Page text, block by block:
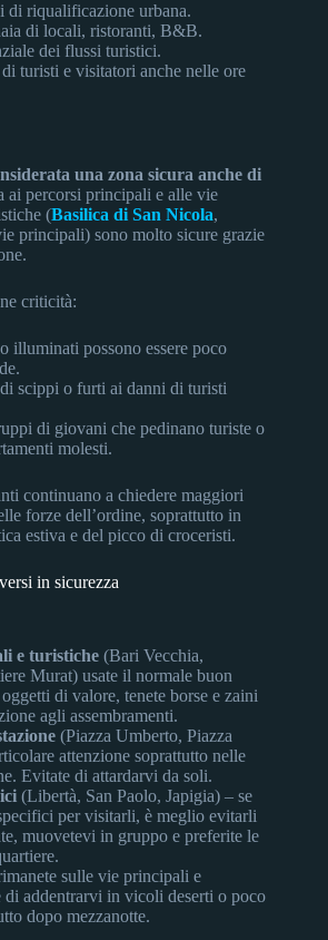
di riqualificazione urbana.
di locali, ristoranti, B&B.
dei flussi turistici.
di turisti e visitatori anche nelle ore
una zona sicura anche di
ai percorsi principali e alle vie
(Basilica di San Nicola,
principali) sono molto sicure grazie
criticità:
illuminati possono essere poco
scippi o furti ai danni di turisti
di giovani che pedinano turiste o
molesti.
continuano a chiedere maggiori
forze dell’ordine, soprattutto in
estiva e del picco di croceristi.
in sicurezza
e turistiche (Bari Vecchia,
Murat) usate il normale buon
di valore, tenete borse e zaini
agli assembramenti.
(Piazza Umberto, Piazza
attenzione soprattutto nelle
Evitate di attardarvi da soli.
(Libertà, San Paolo, Japigia) – se
per visitarli, è meglio evitarli
muovetevi in gruppo e preferite le
sulle vie principali e
addentrarvi in vicoli deserti o poco
dopo mezzanotte.